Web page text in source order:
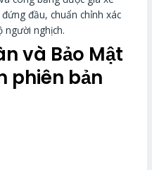
đầu, chuẩn chỉnh xác
người nghịch.
và Bảo Mật
phiên bản